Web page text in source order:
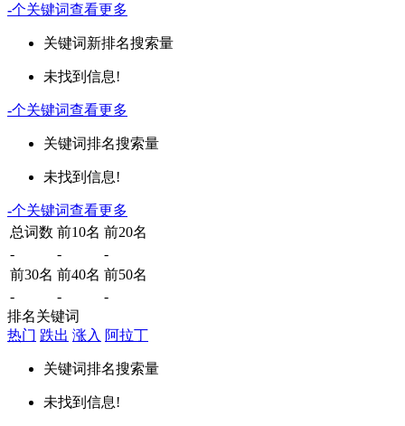
-个关键词查看更多
关键词新排名搜索量
未找到信息!
-个关键词查看更多
关键词排名搜索量
未找到信息!
-个关键词查看更多
总词数 前10名 前20名
-
-
-
前30名 前40名 前50名
-
-
-
排名关键词
热门 跌出 涨入 阿拉丁
关键词排名搜索量
未找到信息!